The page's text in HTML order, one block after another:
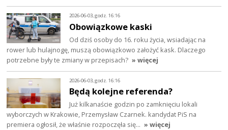
2026-06-03, godz. 16:16
Obowiązkowe kaski
Od dziś osoby do 16. roku życia, wsiadając na
rower lub hulajnogę, muszą obowiązkowo założyć kask. Dlaczego
potrzebne były te zmiany w przepisach? » więcej
2026-06-03, godz. 16:16
Będą kolejne referenda?
Już kilkanaście godzin po zamknięciu lokali
wyborczych w Krakowie, Przemysław Czarnek. kandydat PiS na
premiera ogłosił, że właśnie rozpoczęła się… » więcej